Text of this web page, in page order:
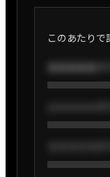
このあたりで